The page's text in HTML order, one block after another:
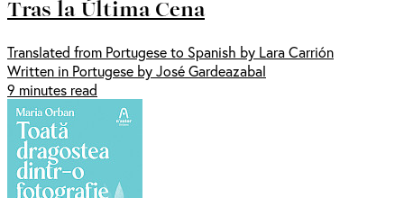
Tras la Última Cena
Translated from Portugese to Spanish by Lara Carrión
Written in Portugese by José Gardeazabal
9 minutes read